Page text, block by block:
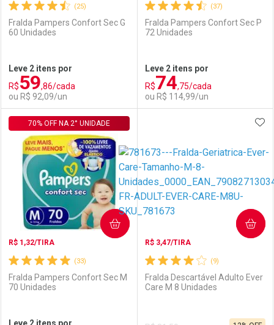
Comprar sem Desconto
Por R$ 55,89/cada
Comprar sem Desconto
Por R$ 55,89/cada
Comprar sem Desconto
Por R$ 64,90/cada
Comprar sem Desconto
Por R$ 64,90/cada
(25)
Fralda Pampers Confort Sec G
60 Unidades
Leve 2 itens por
R$59,86/cada
ou R$ 92,09/un
Laboratório
Por Menos
(37)
Fralda Pampers Confort Sec P
72 Unidades
Leve 2 itens por
R$74,75/cada
ou R$ 114,99/un
Laboratório
Por Menos
(33)
R$ 1,32/TIRA
Fralda Pampers Confort Sec M
70 Unidades
70% OFF NA 2° UNIDADE
COMPRAR
(9)
R$ 3,47/TIRA
Fralda Descartável Adulto Ever
Care M 8 Unidades
COMPRAR